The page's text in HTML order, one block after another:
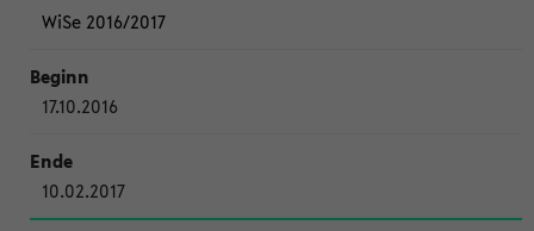
WiSe 2016/2017
17.10.2016
10.02.2017